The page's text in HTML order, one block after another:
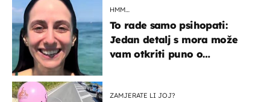
HMM…
To rade samo psihopati:
Jedan detalj s mora može
vam otkriti puno o
ZAMJERATE LI JOJ?